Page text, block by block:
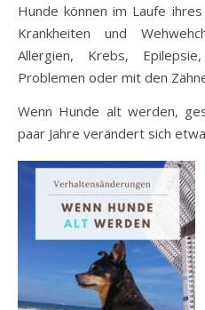
Hunde können im Laufe
Krankheiten und
Allergien, Krebs,
Problemen oder mit den
Wenn Hunde alt werden,
paar Jahre verändert sich